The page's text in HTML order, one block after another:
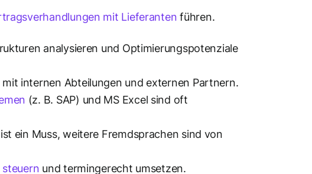
mit Lieferanten führen.
analysieren und Optimierungspotenziale
internen Abteilungen und externen Partnern.
(z. B. SAP) und MS Excel sind oft
ein Muss, weitere Fremdsprachen sind von
und termingerecht umsetzen.